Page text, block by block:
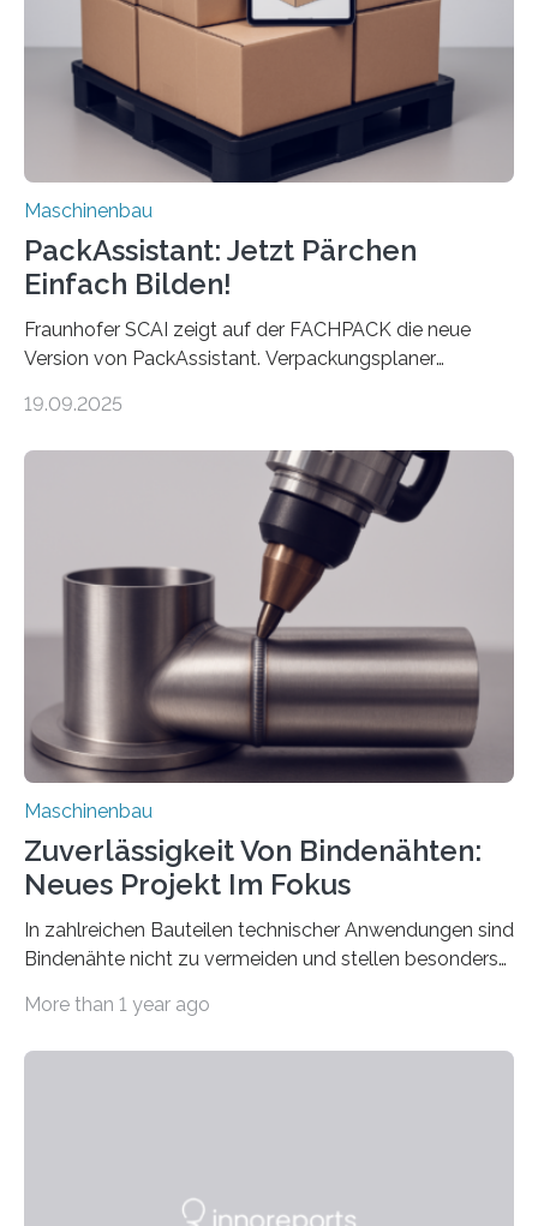
Exemplare pro Stunde. Je nach Maschinentyp und
Auftrag kann das Umrüsten…
Maschinenbau
PackAssistant: Jetzt Pärchen
Einfach Bilden!
Fraunhofer SCAI zeigt auf der FACHPACK die neue
Version von PackAssistant. Verpackungsplaner
Automobil, Maschinenbau und in der Zulieferindustrie.
Teile als eine Einheit verpacken. Die Anordnung kann
der Benutzer vorgeben und erhält so mehr Kontrolle
über die Positionierung der Bauteile. Die ebenfalls neue
Automatisierungsschnittstelle dient dazu, die Software
besser in spezifische Unternehmensprozesse
einzubinden. Sankt Augustin – Zur Messe FACHPACK
vom 23. bis 25. September in Nürnberg…
19.09.2025
Maschinenbau
Zuverlässigkeit Von Bindenähten:
Neues Projekt Im Fokus
In zahlreichen Bauteilen technischer Anwendungen sind
Bindenähte nicht zu vermeiden und stellen besonders
Matrixmaterials eine große Herausforderung dar.
Durch den verstärkten Einsatz von Rezyklaten
More than 1 year ago